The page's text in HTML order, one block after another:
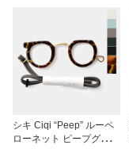
シキ Ciqi “Peep” ルーペ
ローネット ピープグラス